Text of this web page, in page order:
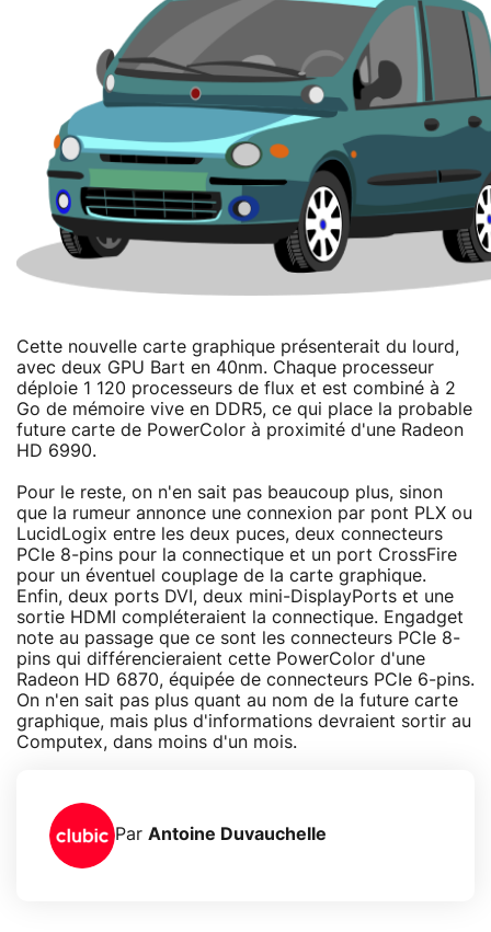
Cette nouvelle carte graphique présenterait du lourd,
avec deux GPU Bart en 40nm. Chaque processeur
déploie 1 120 processeurs de flux et est combiné à 2
Go de mémoire vive en DDR5, ce qui place la probable
future carte de PowerColor à proximité d'une Radeon
HD 6990.
Pour le reste, on n'en sait pas beaucoup plus, sinon
que la rumeur annonce une connexion par pont PLX ou
LucidLogix entre les deux puces, deux connecteurs
PCIe 8-pins pour la connectique et un port CrossFire
pour un éventuel couplage de la carte graphique.
Enfin, deux ports DVI, deux mini-DisplayPorts et une
sortie HDMI compléteraient la connectique. Engadget
note au passage que ce sont les connecteurs PCIe 8-
pins qui différencieraient cette PowerColor d'une
Radeon HD 6870, équipée de connecteurs PCIe 6-pins.
On n'en sait pas plus quant au nom de la future carte
graphique, mais plus d'informations devraient sortir au
Computex, dans moins d'un mois.
Par Antoine Duvauchelle